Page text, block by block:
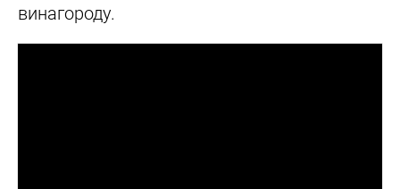
винагороду.